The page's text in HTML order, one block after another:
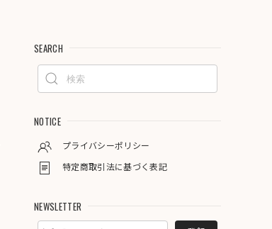
SEARCH
NOTICE
プライバシーポリシー
特定商取引法に基づく表記
NEWSLETTER